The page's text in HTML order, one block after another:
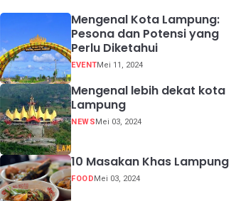
Mengenal Kota Lampung:
Pesona dan Potensi yang
Perlu Diketahui
EVENTMei 11, 2024
Mengenal lebih dekat kota
Lampung
NEWS Mei 03, 2024
10 Masakan Khas Lampung
FOOD Mei 03, 2024